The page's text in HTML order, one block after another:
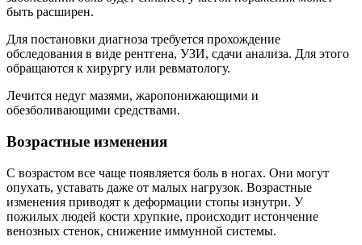
быть расширен.
Для постановки диагноза требуется прохождение
обследования в виде рентгена, УЗИ, сдачи анализа. Для этого
обращаются к хирургу или ревматологу.
Лечится недуг мазями, жаропонижающими и
обезболивающими средствами.
Возрастные изменения
С возрастом все чаще появляется боль в ногах. Они могут
опухать, уставать даже от малых нагрузок. Возрастные
изменения приводят к деформации стопы изнутри. У
пожилых людей кости хрупкие, происходит истончение
венозных стенок, снижение иммунной системы.